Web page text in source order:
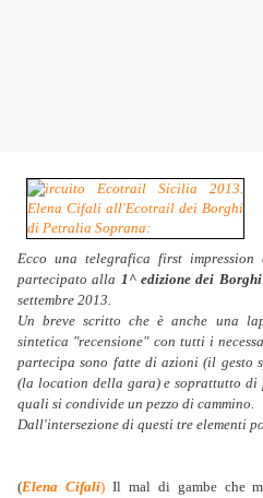
Ecco una telegrafica first
partecipato alla 1^ edizione dei
settembre 2013.
Un breve scritto che è anche una
sintetica "recensione" con tutti i
partecipa sono fatte di azioni (il gesto
(la location della gara) e soprattutto di
quali si condivide un pezzo di cammino.
Dall'intersezione di questi tre elementi
(Elena Cifali)Il mal di gambe che